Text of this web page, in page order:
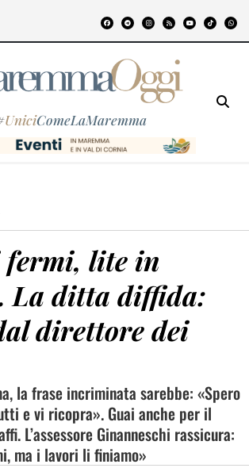
UniciComeLaMaremma
lite in
La ditta diffida:
direttore dei
la frase incriminata sarebbe: «Spero
e vi ricopra». Guai anche per il
L’assessore Ginanneschi rassicura:
ma i lavori li finiamo»